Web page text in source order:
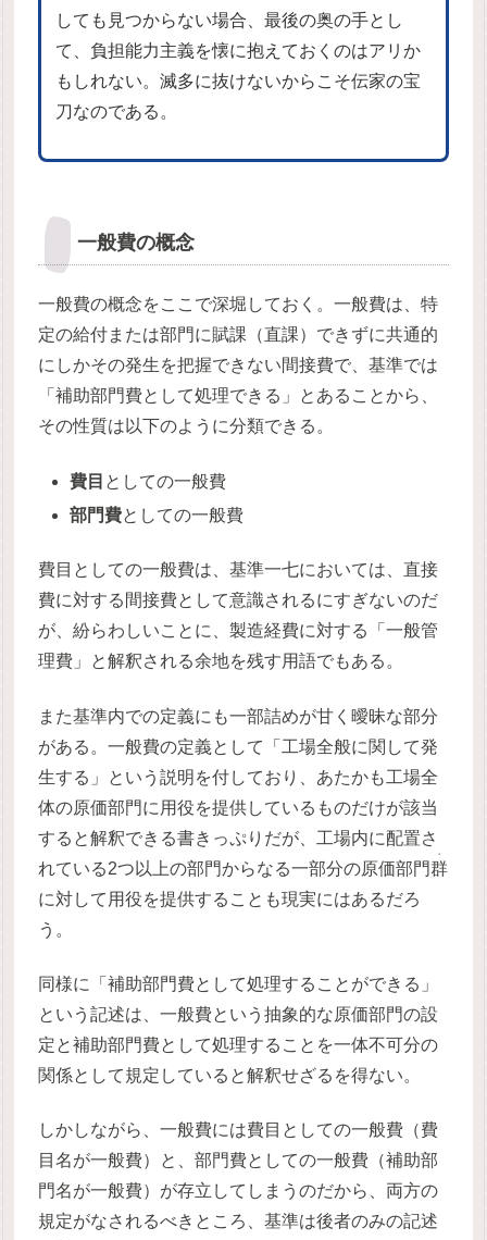
しても見つからない場合、最後の奥の手とし
て、負担能力主義を懐に抱えておくのはアリか
もしれない。滅多に抜けないからこそ伝家の宝
刀なのである。
一般費の概念
一般費の概念をここで深堀しておく。一般費は、特
定の給付または部門に賦課（直課）できずに共通的
にしかその発生を把握できない間接費で、基準では
「補助部門費として処理できる」とあることから、
その性質は以下のように分類できる。
費目 としての一般費
部門費としての一般費
費目としての一般費は、基準一七においては、直接
費に対する間接費として意識されるにすぎないのだ
が、紛らわしいことに、製造経費に対する「一般管
理費」と解釈される余地を残す用語でもある。
また基準内での定義にも一部詰めが甘く曖昧な部分
がある。一般費の定義として「工場全般に関して発
生する」という説明を付しており、あたかも工場全
体の原価部門に用役を提供しているものだけが該当
すると解釈できる書きっぷりだが、工場内に配置さ
れている2つ以上の部門からなる一部分の原価部門群
・
に対して用役を提供することも現実にはあるだろ
う。
同様に「補助部門費として処理することができる」
という記述は、一般費という抽象的な原価部門の設
定と補助部門費として処理することを一体不可分の
関係として規定していると解釈せざるを得ない。
しかしながら、一般費には費目としての一般費（費
目名が一般費）と、部門費としての一般費（補助部
門名が一般費）が存立してしまうのだから、両方の
規定がなされるべきところ、基準は後者のみの記述